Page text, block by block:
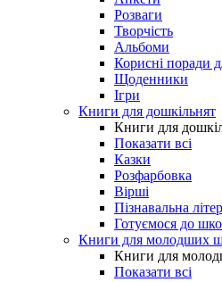
Розваги
Творчість
Альбоми
Корисні поради
Щоденники
Ігри
Книги для дошкільнят
Книги для
Показати всі
Казки
Розфарбовка
Вірші
Пізнавальна
Готуємося до
Книги для молодших
Книги для
Показати всі